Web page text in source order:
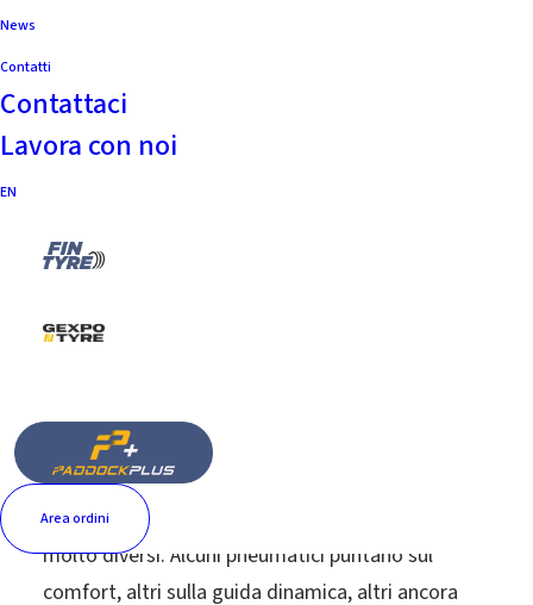
News
Contatti
Contattaci
Lavora con noi
EN
Area ordini
DIREZIONALE: QUALI
DIFFERENZE?
A prima vista sembrano tutti uguali. E invece
basta osservare bene il
per capire che ogni gomma nasce con obiettivi
molto diversi. Alcuni pneumatici puntano sul
comfort, altri sulla guida dinamica, altri ancora